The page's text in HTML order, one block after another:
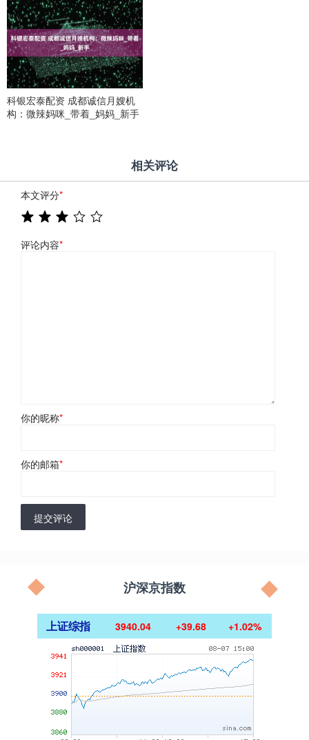
科银宏泰配资 成都诚信月嫂机
构：微辣妈咪_带着_妈妈_新手
相关评论
本文评分*
评论内容*
你的昵称*
你的邮箱*
提交评论
沪深京指数
上证综指 3940.04 +39.68 +1.02%